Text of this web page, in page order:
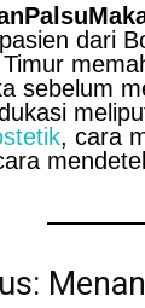
dari
sebelum
, cara